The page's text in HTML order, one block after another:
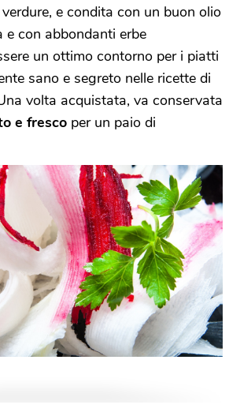
e condita con un buon olio
e con abbondanti erbe
un ottimo contorno per i piatti
sano e segreto nelle ricette di
volta acquistata, va conservata
e fresco per un paio di